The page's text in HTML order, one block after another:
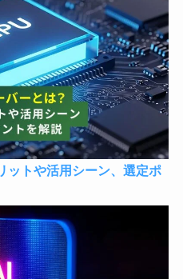
ットや活用シーン、選定ポ